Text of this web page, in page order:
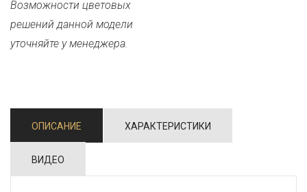
Возможности цветовых
решений данной модели
уточняйте у менеджера.
ОПИСАНИЕ ХАРАКТЕРИСТИКИ
ВИДЕО